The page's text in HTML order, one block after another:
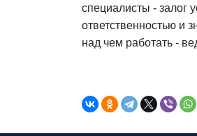
специалисты - залог
ответственностью и
над чем работать -